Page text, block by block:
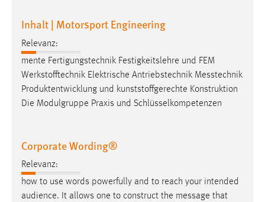
Inhalt | Motorsport Engineering
Relevanz:
mente Fertigungstechnik Festigkeitslehre und FEM
Werkstofftechnik Elektrische Antriebstechnik Messtechnik
Produktentwicklung und kunststoffgerechte Konstruktion
Die Modulgruppe Praxis und Schlüsselkompetenzen
Corporate Wording®
Relevanz:
how to use words powerfully and to reach your intended
audience. It allows one to construct the message that
Name:
MibewSessionID, MIBEW_UserID, mibew_locale, mibew-
chat-frame-style-5e9dbeb1811c0446
Zweck:
Cookie Laufzeit:
5e9dbeb1811c0446 = Sitzungslaufzeit, mibew_locale = 3
Jahre, MIBEW_UserID = 1 Jahr